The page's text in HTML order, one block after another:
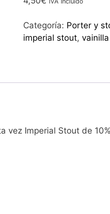
Categoría: Porter y
imperial stout, vainilla
vez Imperial Stout de